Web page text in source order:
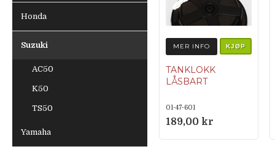
Honda
Suzuki
AC50
K50
TS50
Yamaha
MER INFO KJØP
TANKLOKK
LÅSBART
01-47-601
189,00 kr